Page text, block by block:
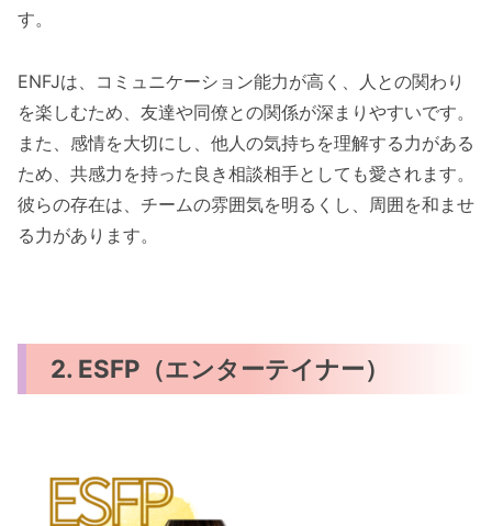
す。
ENFJは、コミュニケーション能力が高く、人との関わり
を楽しむため、友達や同僚との関係が深まりやすいです。
また、感情を大切にし、他人の気持ちを理解する力がある
ため、共感力を持った良き相談相手としても愛されます。
彼らの存在は、チームの雰囲気を明るくし、周囲を和ませ
る力があります。
2. ESFP（エンターテイナー）